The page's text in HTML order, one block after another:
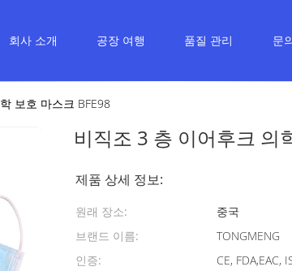
회사 소개 공장 여행 품질 관리 문
보호 마스크 BFE98
비직조 3 층 이어후크 의
제품 상세 정보:
원래 장소:
중국
브랜드 이름:
TONGMENG
인증:
CE, FDA,EAC,